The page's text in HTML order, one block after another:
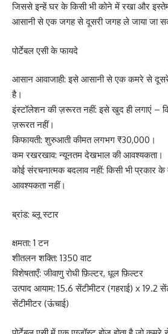
जिससे इन्हें घर के किसी भी कोने में रखा और
आसानी से एक जगह से दूसरी जगह ले जाया जा
पोर्टेबल एसी के फायदे
आसान आवाजाही: इसे आसानी से एक कमरे से
है।
इंस्टॉलेशन की ज़रूरत नहीं: इसे खुद ही लगाएं –
ज़रूरत नहीं।
किफायती: शुरुआती कीमत लगभग ₹30,000।
कम रखरखाव: न्यूनतम देखभाल की आवश्यकता।
कोई संरचनात्मक बदलाव नहीं: किसी भी प्रकार के
आवश्यकता नहीं।
ब्रांड: ब्लू स्टार
क्षमता: 1 टन
शीतलन शक्ति: 1350 वाट
विशेषताएँ: जीवाणु रोधी फ़िल्टर, धूल फ़िल्टर
उत्पाद आयाम: 15.6 सेंटीमीटर (गहराई) x 19.2
सेंटीमीटर (ऊंचाई)